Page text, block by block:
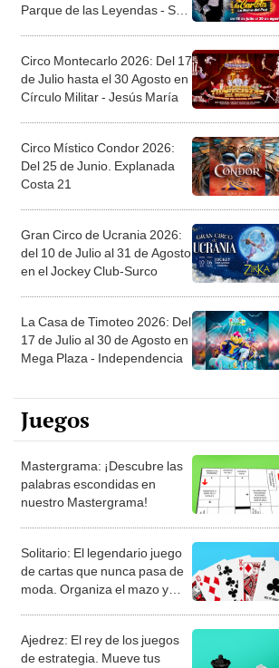
Parque de las Leyendas - San
Circo Montecarlo 2026: Del 17
de Julio hasta el 30 Agosto en
Círculo Militar - Jesús María
Circo Místico Condor 2026:
Del 25 de Junio. Explanada
Costa 21
Gran Circo de Ucrania 2026:
del 10 de Julio al 31 de Agosto
en el Jockey Club-Surco
La Casa de Timoteo 2026: Del
17 de Julio al 30 de Agosto en
Mega Plaza - Independencia
Juegos
Mastergrama: ¡Descubre las
palabras escondidas en
nuestro Mastergrama!
Solitario: El legendario juego
de cartas que nunca pasa de
moda. Organiza el mazo y
Ajedrez: El rey de los juegos
de estrategia. Mueve tus